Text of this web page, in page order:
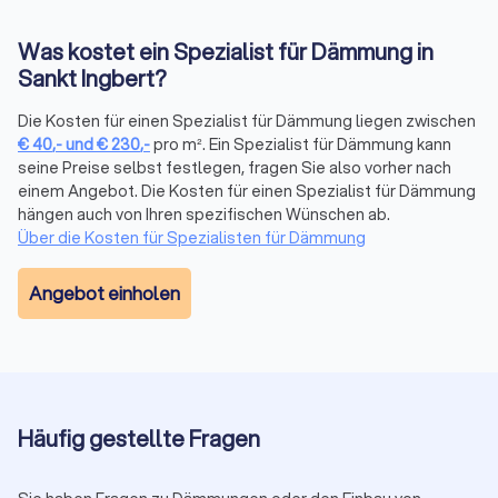
die Energieeffizienz zu verbessern. Eine professionelle
Beratung kann Ihnen helfen, die besten Fenster für Ihr
Zuhause auszuwählen und eine effektive
Wärmedämmung zu gewährleisten.
Akustikdecken: Akustikdecken sind speziell entwickelte
Deckensysteme, die den Schall absorbieren und die
Raumakustik verbessern. Sie sind ideal für Büros,
Konferenzräume und Wohnräume.
Schalldämmende Trennwände: Schalldämmende
Reduzierung von Lärmübertragung zwischen Räumen.
Sie sind in verschiedenen Ausführungen erhältlich und
können an die spezifischen Anforderungen angepasst
Geräuschübertragung zu reduzieren.
Was kostet ein Spezialist für Dämmung in
Sankt Ingbert?
Die Kosten für einen Spezialist für Dämmung liegen zwischen
€40,-und€230,-pro m². Ein Spezialist für Dämmung kann
seine Preise selbst festlegen, fragen Sie also vorher nach
einem Angebot. Die Kosten für einen Spezialist für Dämmung
hängen auch von Ihren spezifischen Wünschen ab.
Über die Kosten für Spezialisten für Dämmung
Angebot einholen
Häufig gestellte Fragen